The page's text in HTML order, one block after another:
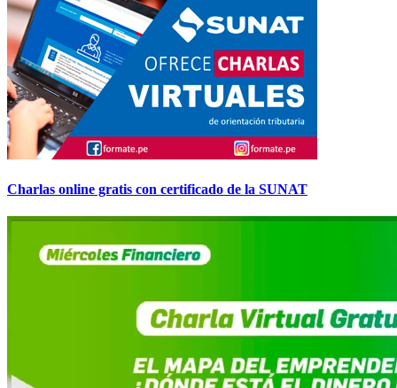
Charlas online gratis con certificado de la SUNAT